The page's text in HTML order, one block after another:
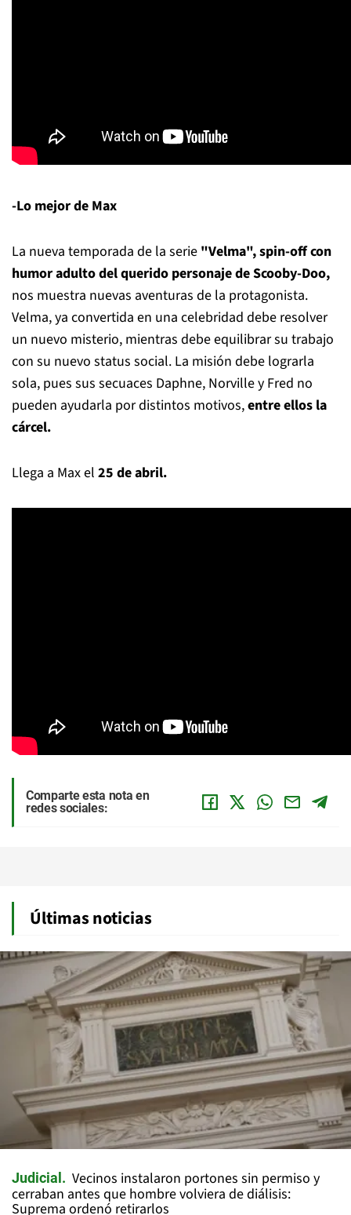
-Lo mejor de Max
La nueva temporada de la serie "Velma", spin-off con
humor adulto del querido personaje de Scooby-Doo,
nos muestra nuevas aventuras de la protagonista.
Velma, ya convertida en una celebridad debe resolver
un nuevo misterio, mientras debe equilibrar su trabajo
con su nuevo status social. La misión debe lograrla
sola, pues sus secuaces Daphne, Norville y Fred no
pueden ayudarla por distintos motivos,entre ellos la
cárcel.
Llega a Max el 25 de abril.
Comparte esta nota en
redes sociales:
Últimas noticias
Judicial
Vecinos instalaron portones sin permiso y
cerraban antes que hombre volviera de diálisis:
Suprema ordenó retirarlos